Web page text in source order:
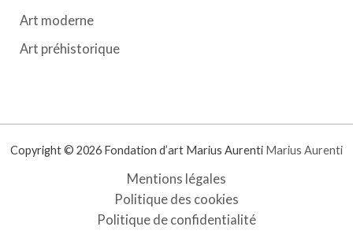
Art moderne
Art préhistorique
Copyright © 2026 Fondation d’art Marius Aurenti Marius Aurenti
Mentions légales
Politique des cookies
Politique de confidentialité